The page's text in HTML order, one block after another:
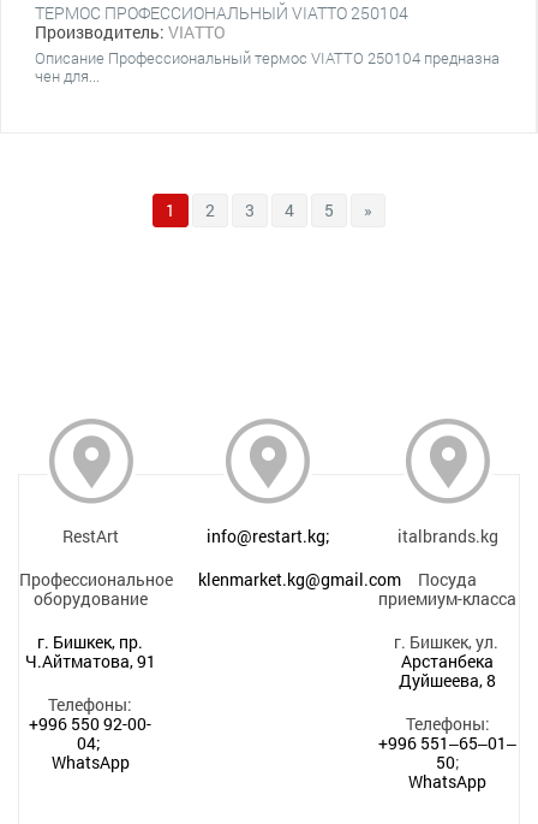
ТЕРМОС ПРОФЕССИОНАЛЬНЫЙ VIATTO 250104
Производитель: VIATTO
Описание Профессиональный термос​ VIATTO 250104 предназна
чен для...
1 2 3 4 5 »
RestArt
Профессиональное
оборудование
г. Бишкек, пр.
Ч.Айтматова, 91
Телефоны:
+996 550 92-00-
04;
WhatsApp
info@restart.kg;
klenmarket.kg@gmail.com
italbrands.kg
Посуда
приемиум-класса
г. Бишкек, ул.
Арстанбека
Дуйшеева, 8
Телефоны:
+996 551‒65‒01‒
50;
WhatsApp